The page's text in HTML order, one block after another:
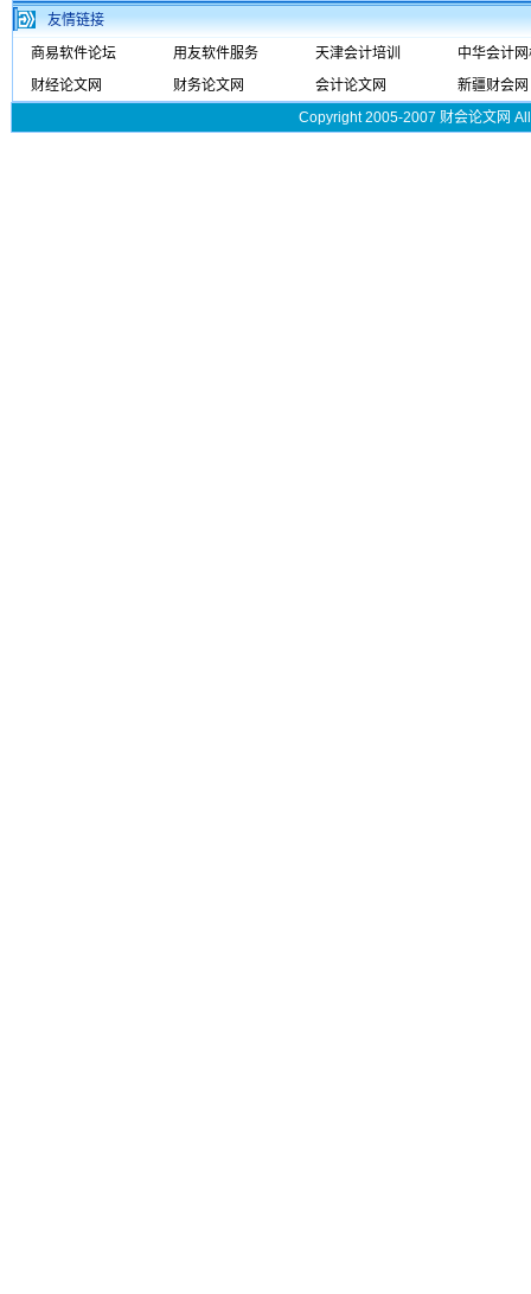
友情链接
商易软件论坛
用友软件服务 天津会计培训
中华会计
财经论文网
财务论文网 会计论文网
新疆财会网
Copyright 2005-2007 财会论文网